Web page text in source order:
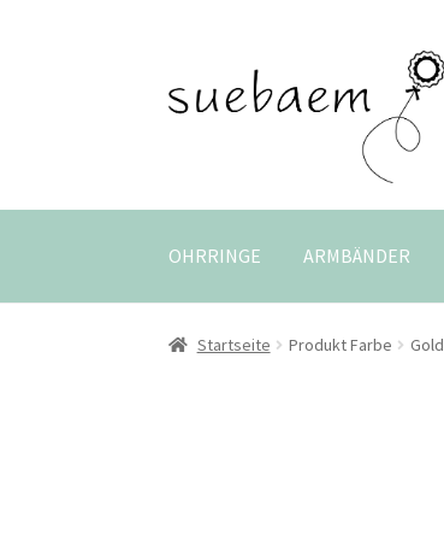
Navigation
Inhalt
OHRRINGE ARMBÄNDER
Startseite Produkt Farbe Gold